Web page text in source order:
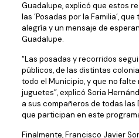
Guadalupe, explicó que estos
las ‘Posadas por la Familia’,
alegría y un mensaje de
Guadalupe.
“Las posadas y recorridos
públicos, de las distintas
todo el Municipio, y que no
juguetes”, explicó Soria
a sus compañeros de todas
que participan en este
Finalmente, Francisco Javier